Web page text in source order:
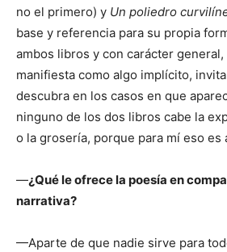
no el primero) y Un poliedro
base y referencia para su propia
ambos libros y con carácter
manifiesta como algo implícito,
descubra en los casos en que
ninguno de los dos libros cabe la
o la grosería, porque para mí eso es
—¿Qué le ofrece la poesía en
narrativa?
—Aparte de que nadie sirve para